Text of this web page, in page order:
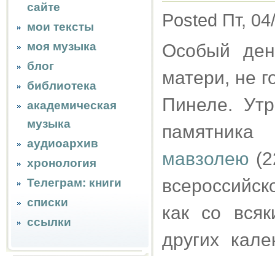
сайте
мои тексты
моя музыка
блог
библиотека
академическая
музыка
аудиоархив
хронология
Телеграм: книги
списки
ссылки
Posted Пт,
Особый
матери, не
Пинеле.
мавзолею
как со
других